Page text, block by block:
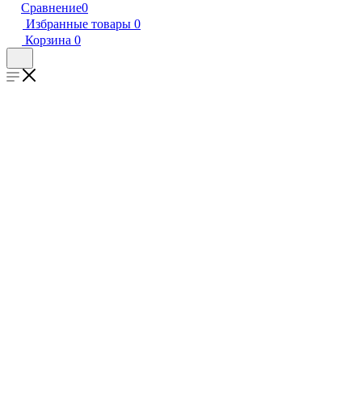
Сравнение0
Избранные товары 0
Корзина 0